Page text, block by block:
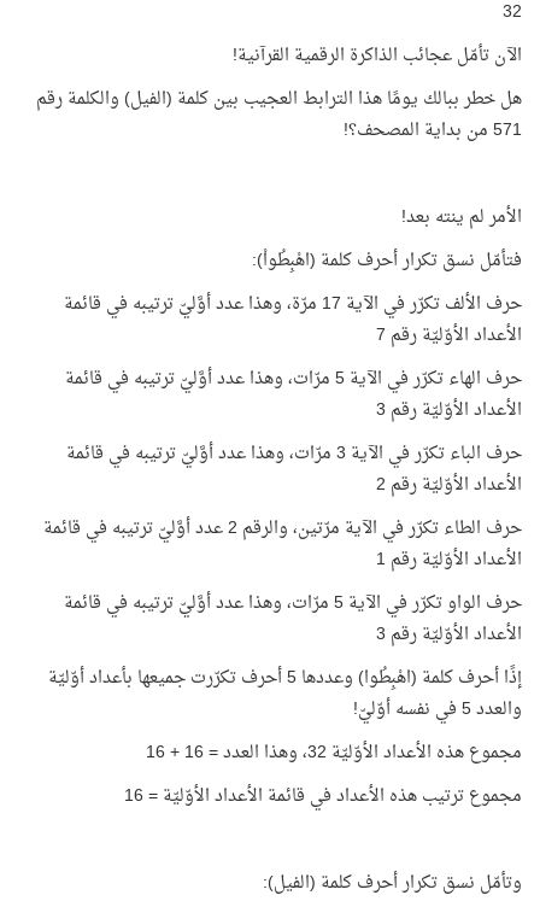
32
الآن تأمّل عجائب الذاكرة الرقمية القرآنية!
هل خطر ببالك يومًا هذا الترابط العجيب بين كلمة (الفيل) والكلمة رقم
571 من بداية المصحف؟!
الأمر لم ينته بعد!
فتأمّل نسق تكرار أحرف كلمة (اهْبِطُواْ):
حرف الألف تكرّر في الآية 17 مرّة، وهذا عدد أوَّليّ ترتيبه في قائمة
الأعداد الأوّليّة رقم 7
حرف الهاء تكرّر في الآية 5 مرّات، وهذا عدد أوَّليّ ترتيبه في قائمة
الأعداد الأوّليّة رقم 3
حرف الباء تكرّر في الآية 3 مرّات، وهذا عدد أوَّليّ ترتيبه في قائمة
الأعداد الأوّليّة رقم 2
حرف الطاء تكرّر في الآية مرّتين، والرقم 2 عدد أوَّليّ ترتيبه في قائمة
الأعداد الأوّليّة رقم 1
حرف الواو تكرّر في الآية 5 مرّات، وهذا عدد أوَّليّ ترتيبه في قائمة
الأعداد الأوّليّة رقم 3
إذًا أحرف كلمة (اهْبِطُوا) وعددها 5 أحرف تكرّرت جميعها بأعداد أوّليّة
والعدد 5 في نفسه أوّليّ!
مجموع هذه الأعداد الأوّليّة 32، وهذا العدد = 16 + 16
مجموع ترتيب هذه الأعداد في قائمة الأعداد الأوّليّة = 16
وتأمّل نسق تكرار أحرف كلمة (الفيل):